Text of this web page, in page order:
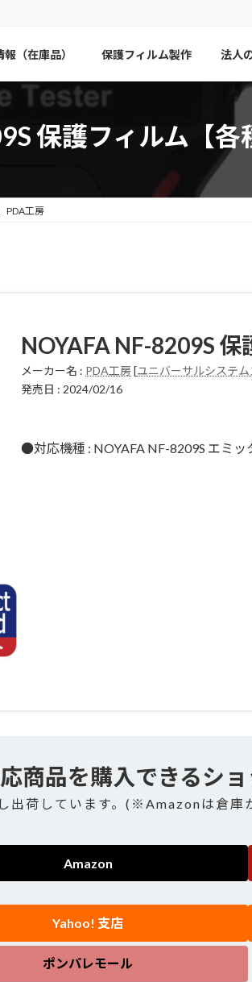
（在庫品） 保護フィルム製作 法人
保護フィルム【各
PDA工房
NOYAFA NF-8209S 保
メーカー名 : PDA工房[ユニバーサルシステ
発売日 : 2024/02/16
●対応機種 : NOYAFA NF-8209S エミッ
商品を購入できるシ
出荷しています。(※Amazonは倉庫
Amazon
Yahoo! 支店
ポンパレモール